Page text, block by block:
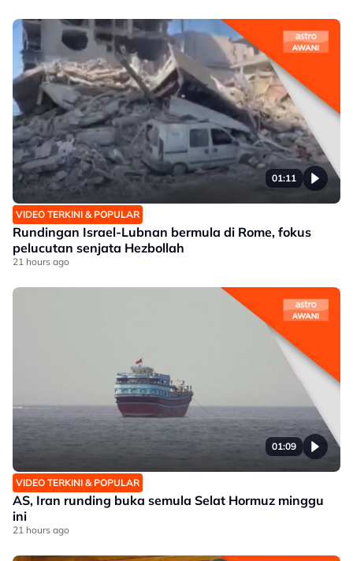
01:11
VIDEO TERKINI & POPULAR
Rundingan Israel-Lubnan bermula di Rome, fokus
pelucutan senjata Hezbollah
21 hours ago
01:09
VIDEO TERKINI & POPULAR
AS, Iran runding buka semula Selat Hormuz minggu
ini
21 hours ago